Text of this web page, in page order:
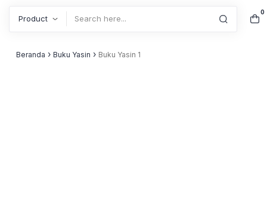
0
Beranda › Buku Yasin › Buku Yasin 1